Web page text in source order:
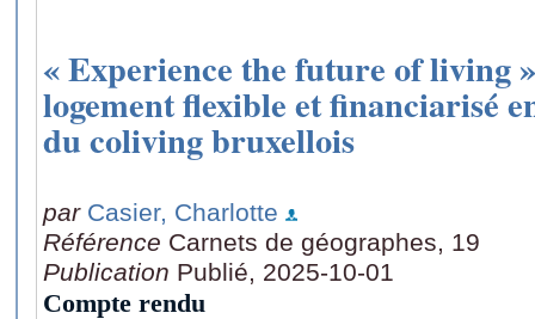
« Experience the future of living
logement flexible et financiarisé
du coliving bruxellois
par Casier, Charlotte
Référence Carnets de géographes, 19
Publication Publié, 2025-10-01
Compte rendu